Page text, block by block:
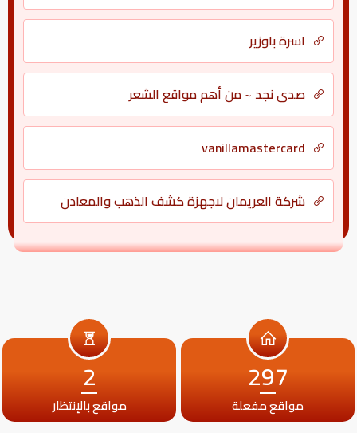
اسرة باوزير
صدى نجد ~ من أهم مواقع الشعر
vanillamastercard
شركة العريمان لاجهزة كشف الذهب والمعادن
297
مواقع مفعلة
2
مواقع بالإنتظار